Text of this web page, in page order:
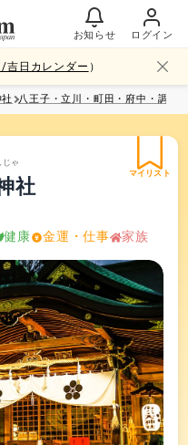
お知らせ ログイン
/吉日カレンダー ）
八王子・立川・町田・府中・調布
マイリスト
ゃ
社
健康 金運・仕事 家族